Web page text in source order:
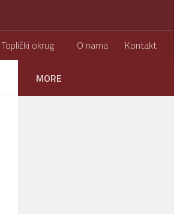
Toplički okrug O nama Kontakt
MORE